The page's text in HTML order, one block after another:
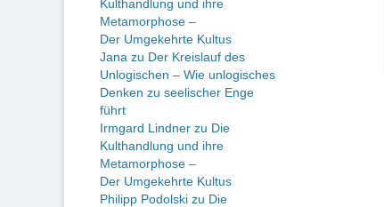
Kulthandlung und ihre
Metamorphose –
Der Umgekehrte Kultus
Jana zu Der Kreislauf des
Unlogischen – Wie unlogisches
Denken zu seelischer Enge
führt
Irmgard Lindner zu Die
Kulthandlung und ihre
Metamorphose –
Der Umgekehrte Kultus
Philipp Podolski zu Die